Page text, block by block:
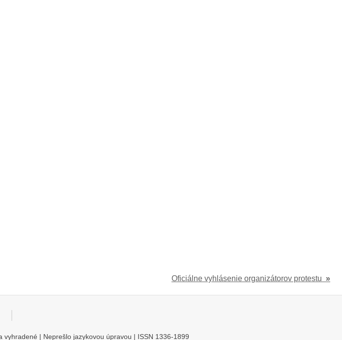
Oficiálne vyhlásenie organizátorov protestu »
| Neprešlo jazykovou úpravou | ISSN 1336-1899